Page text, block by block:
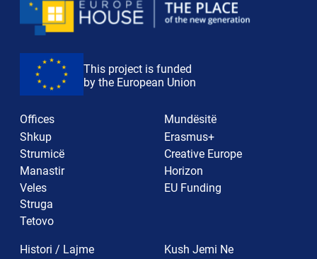
This project is funded
by the European Union
Offices
Shkup
Strumicë
Manastir
Veles
Struga
Tetovo
Mundësitë
Erasmus+
Creative Europe
Horizon
EU Funding
Histori / Lajme
Kush Jemi Ne